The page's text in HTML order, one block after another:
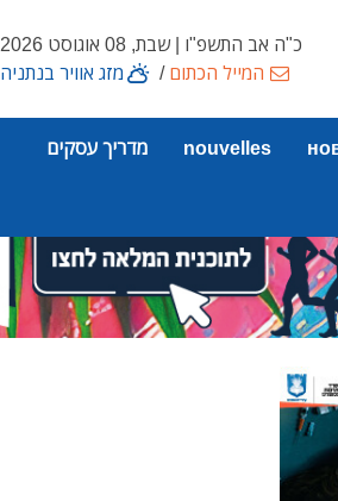
כ"ה אב התשפ"ו | שבת, 08 אוגוסט 2026
המייל הכתום/ מזג אוויר בנתניה
nouvelles מדריך עסקים